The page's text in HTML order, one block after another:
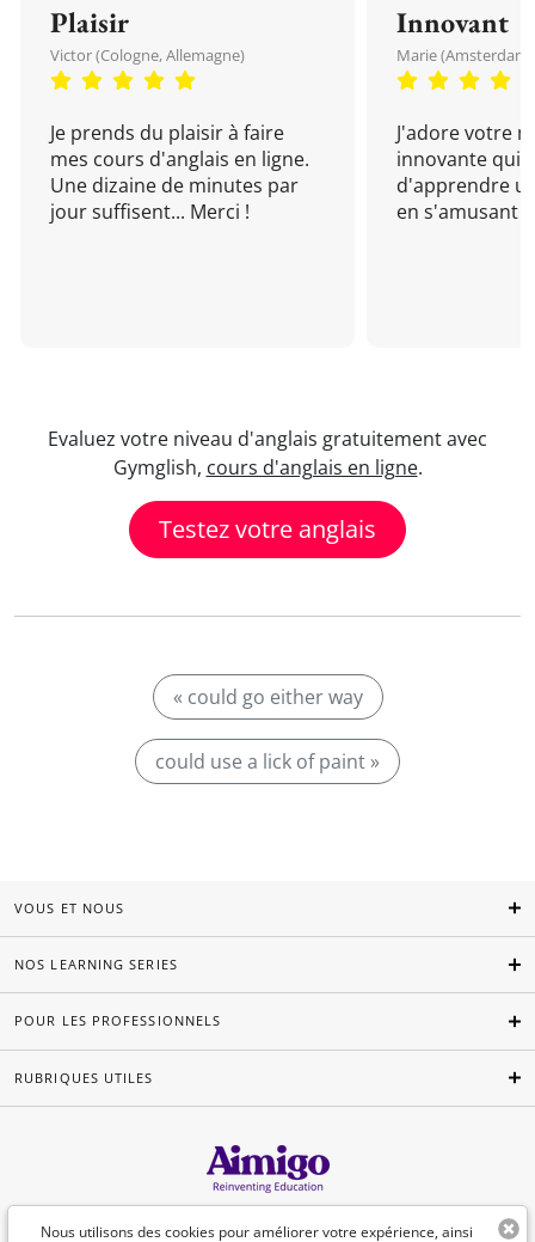
Plaisir
Victor (Cologne, Allemagne)
Je prends du plaisir à faire
mes cours d'anglais en ligne.
Une dizaine de minutes par
jour suffisent... Merci !
Innovant
Marie (Amsterdam,
J'adore votre
innovante qui
d'apprendre
en s'amusant !
Evaluez votre niveau d'anglais gratuitement avec
Gymglish, cours d'anglais en ligne.
Testez votre anglais
« could go either way
could use a lick of paint »
Nous utilisons des cookies pour améliorer votre expérience, ainsi
VOUS ET NOUS
NOS LEARNING SERIES
POUR LES PROFESSIONNELS
RUBRIQUES UTILES
Français